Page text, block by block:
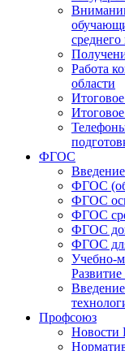
Работа
области
ФГОС
ФГОС
ФГОС
ФГОС
ФГОС
ФГОС
Учебно-
Профсоюз
Новости